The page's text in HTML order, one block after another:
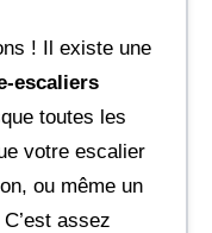
! Il existe une
escaliers
toutes les
votre escalier
ou même un
assez